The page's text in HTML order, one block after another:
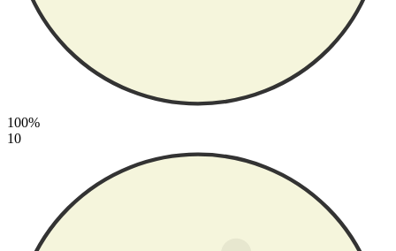
100%
10